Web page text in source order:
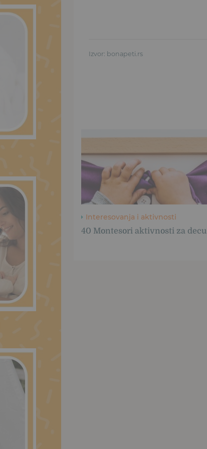
Izvor: bonapeti.rs
Interesovanja i aktivnosti
40 Montesori aktivnosti za decu